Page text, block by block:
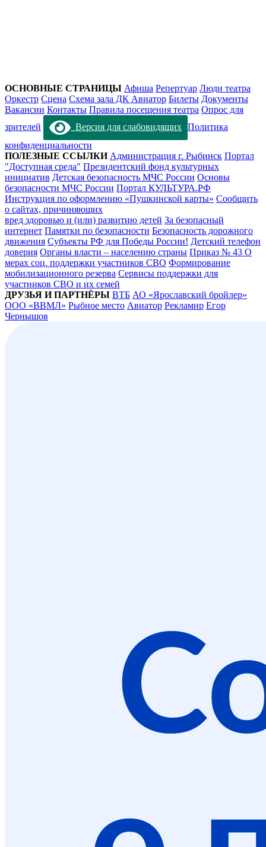
ОСНОВНЫЕ СТРАНИЦЫ Афиша Репертуар Люди театра
Оркестр Сцена Схема зала ДК Авиатор Билеты Документы
Вакансии Контакты Правила посещения театра Опрос для
зрителей
Версия для слабовидящих Политика
конфиденциальности
ПОЛЕЗНЫЕ ССЫЛКИ Администрация г. Рыбинск Портал
"Доступная среда" Президентский фонд культурных
инициатив Детская безопасность МЧС России Основы
безопасности МЧС России Портал КУЛЬТУРА.РФ
Инструкция по оформлению «Пушкинской карты» Сообщить
о сайтах, причиняющих
вред здоровью и (или) развитию детей За безопасный
интернет Памятки по безопасности Безопасность дорожного
движения Субъекты РФ для Победы России! Детский телефон
доверия Органы власти – населению страны Приказ № 43 О
мерах соц. поддержки участников СВО Формирование
мобилизационного резерва Сервисы поддержки для
участников СВО и их семей
ДРУЗЬЯ И ПАРТНЁРЫ ВТБ АО «Ярославский бройлер»
ООО «ВВМЛ» Рыбное место Авиатор Рекламир Егор
Чернышов